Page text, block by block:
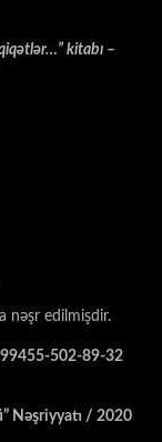
kitabı –
nəşr edilmişdir.
502-89-32
Nəşriyyatı / 2020